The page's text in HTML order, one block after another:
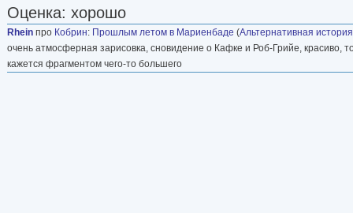
Оценка: хорошо
Rhein про Кобрин: Прошлым летом в Мариенбаде (Альтернативная история
очень атмосферная зарисовка, сновидение о Кафке и Роб-Грийе, красиво,
кажется фрагментом чего-то большего